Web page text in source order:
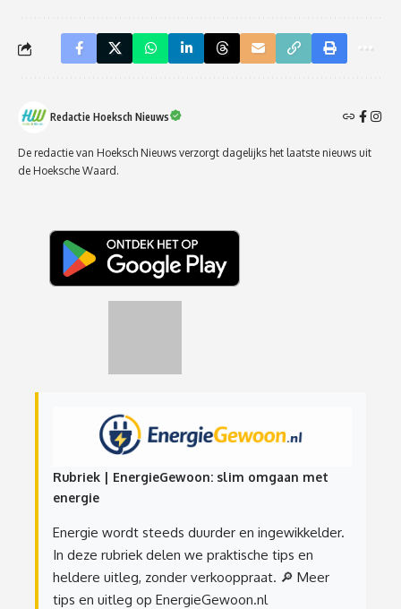
Redactie Hoeksch Nieuws
De redactie van Hoeksch Nieuws verzorgt dagelijks het laatste nieuws uit
de Hoeksche Waard.
Rubriek | EnergieGewoon: slim omgaan met
Energie wordt steeds duurder en ingewikkelder.
In deze rubriek delen we praktische tips en
heldere uitleg, zonder verkooppraat.🔎 Meer
tips en uitleg op EnergieGewoon.nl
Let op: EnergieGewoon.nl is geen energiemaatschappij en sluit geen
energiecontracten af.